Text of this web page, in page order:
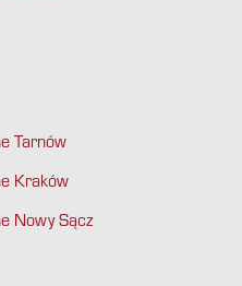
Tarnów
Kraków
Nowy Sącz